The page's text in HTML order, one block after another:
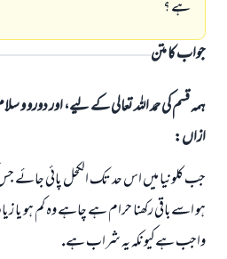
ہے ؟
جواب کا متن
ہمہ قسم کی حمد اللہ تعالی کے لیے، اور دورو و
ازاں:
جب كلونيا ميں اس حد تك الكحل پائي جائے جس
ہو اسےباقي ركھنا حرام ہے چاہے وہ كم ہو يا
واجب ہےكيونكہ يہ شراب ہے.